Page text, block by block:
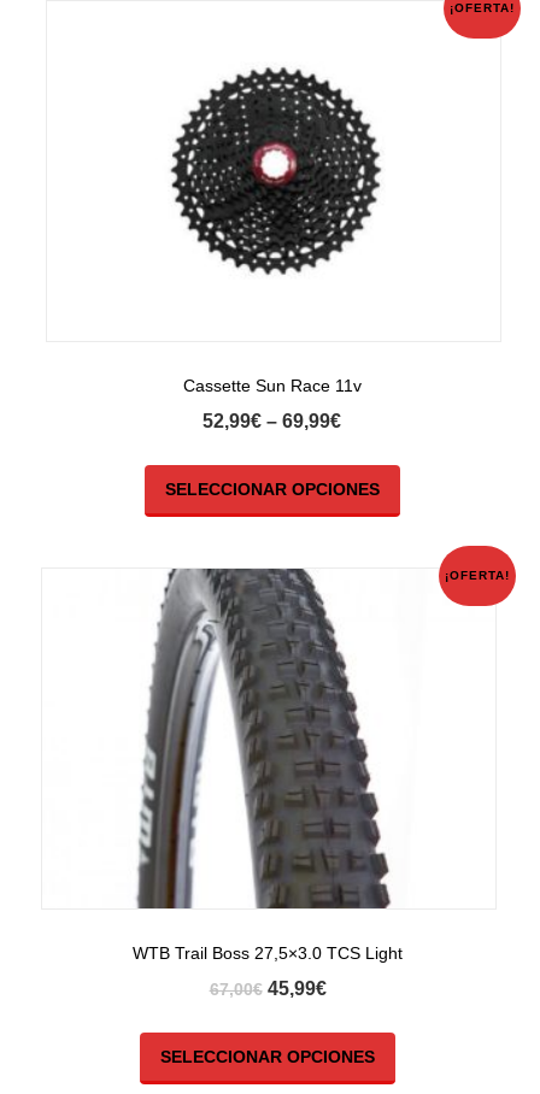
¡OFERTA!
Cassette Sun Race 11v
52,99€ –69,99€
SELECCIONAR OPCIONES
¡OFERTA!
WTB Trail Boss 27,5×3.0 TCS Light
67,00€ 45,99€
SELECCIONAR OPCIONES